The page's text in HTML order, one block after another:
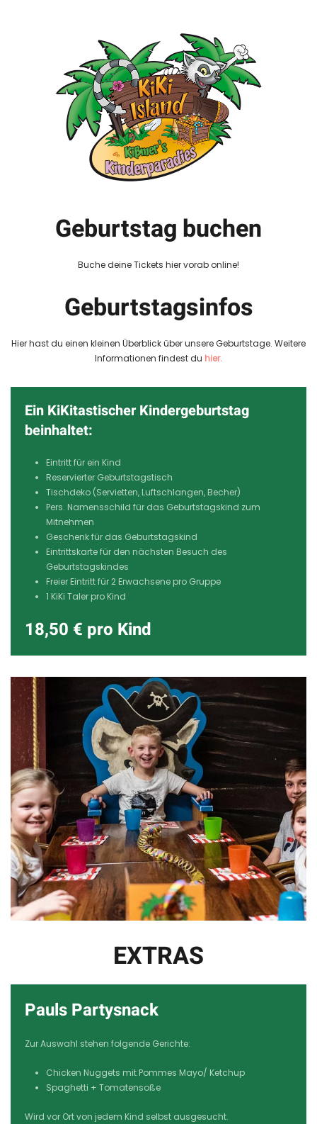
Geburtstag buchen
Buche deine Tickets hier vorab online!
Geburtstagsinfos
Hier hast du einen kleinen Überblick über unsere Geburtstage. Weitere
Informationen findest du hier.
Ein KiKitastischer Kindergeburtstag
beinhaltet:
Eintritt für ein Kind
Reservierter Geburtstagstisch
Tischdeko (Servietten, Luftschlangen, Becher)
Pers. Namensschild für das Geburtstagskind zum
Mitnehmen
Geschenk für das Geburtstagskind
Eintrittskarte für den nächsten Besuch des
Geburtstagskindes
Freier Eintritt für 2 Erwachsene pro Gruppe
1 KiKi Taler pro Kind
18,50 € pro Kind
EXTRAS
Pauls Partysnack
Zur Auswahl stehen folgende Gerichte:
Chicken Nuggets mit Pommes Mayo/ Ketchup
Spaghetti + Tomatensoße
Wird vor Ort von jedem Kind selbst ausgesucht.